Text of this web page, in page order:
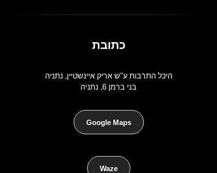
כתובת
היכל התרבות ע"ש אריק איינשטיין, נתניה
בני ברמן 6, נתניה
Google Maps
Waze